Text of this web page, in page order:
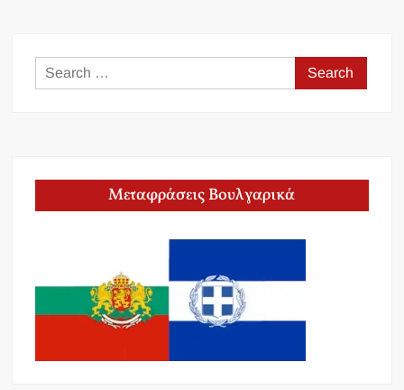
Search
for:
Μεταφράσεις Βουλγαρικά